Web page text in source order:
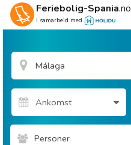
Feriebolig-Spania.no
I samarbeid med
Personer